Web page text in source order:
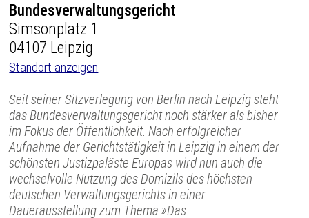
Bundesverwaltungsgericht
Simsonplatz 1
04107 Leipzig
Standort anzeigen
Seit seiner Sitzverlegung von Berlin nach Leipzig steht
das Bundesverwaltungsgericht noch stärker als bisher
im Fokus der Öffentlichkeit. Nach erfolgreicher
Aufnahme der Gerichtstätigkeit in Leipzig in einem der
schönsten Justizpaläste Europas wird nun auch die
wechselvolle Nutzung des Domizils des höchsten
deutschen Verwaltungsgerichts in einer
Dauerausstellung zum Thema »Das